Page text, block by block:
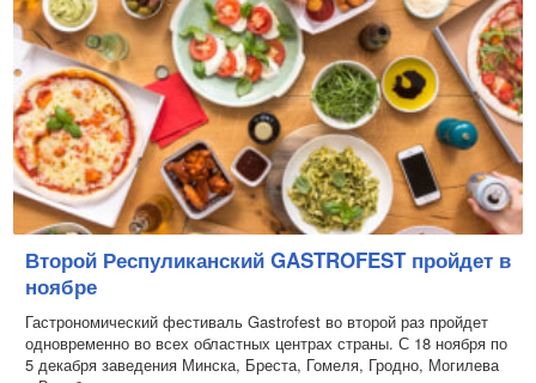
Второй Респуликанский GASTROFEST пройдет в
ноябре
Гастрономический фестиваль Gastrofest во второй раз пройдет
одновременно во всех областных центрах страны. С 18 ноября по
5 декабря заведения Минска, Бреста, Гомеля, Гродно, Могилева